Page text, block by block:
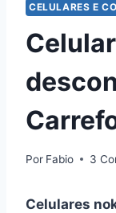
CELULARES E
Por Fabio 3
Celulares